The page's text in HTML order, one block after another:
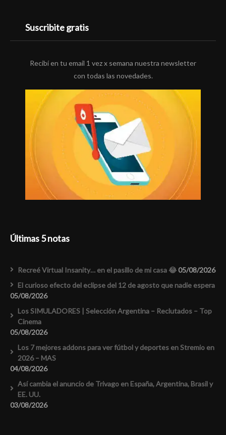
Suscribite gratis
Recibí en tu email 1 vez x semana nuestra newsletter
con todas las novedades.
Últimas 5 notas
Recreé Virtual Insanity… en el pasillo de mi casa 😂05/08/2026
El curioso efecto del eclipse del 12 de agosto que nadie espera
05/08/2026
Los SIMULADORES | Selección Argentina – Reclutados – Top
Cinema
05/08/2026
Los 7 mejores addons para ver fútbol y deportes en Stremio en
2026 – MAS
04/08/2026
Así cambia el anuncio de Trivago en España, Argentina, Brasil y
EE. UU.
03/08/2026